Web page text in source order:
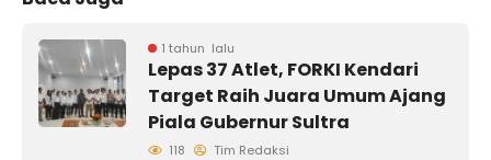
1 tahun lalu
Lepas 37 Atlet, FORKI Kendari
Target Raih Juara Umum Ajang
Piala Gubernur Sultra
118 Tim Redaksi